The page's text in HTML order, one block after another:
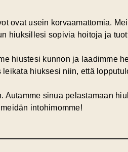
ovat usein korvaamattomia.
hiuksillesi sopivia hoitoja ja
hiustesi kunnon ja laadimme
hiuksesi niin, että
Autamme sinua pelastamaan
intohimomme!